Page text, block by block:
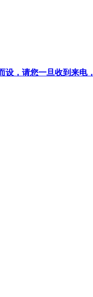
，请您一旦收到来电